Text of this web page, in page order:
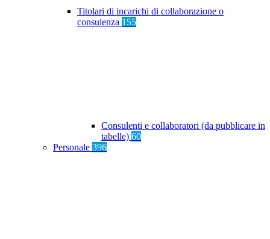
Titolari di incarichi di collaborazione o
consulenza 155
Consulenti e collaboratori (da pubblicare in
tabelle) 60
Personale 396